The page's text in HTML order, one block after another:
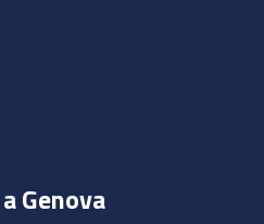
Genova